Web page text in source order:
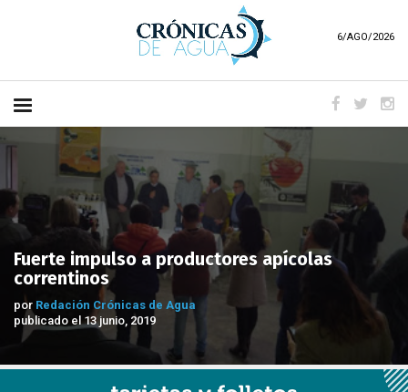
6/AGO/2026
Fuerte impulso a productores apícolas
correntinos
por Redación Crónicas de Agua
publicado el 13 junio, 2019